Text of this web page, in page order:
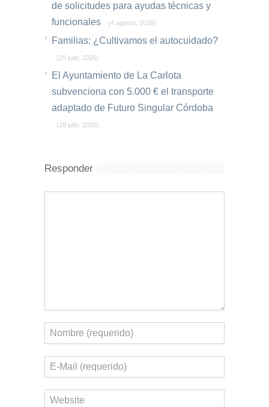
de solicitudes para ayudas técnicas y
funcionales
(4 agosto, 2026)
Familias: ¿Cultivamos el autocuidado?
(29 julio, 2026)
El Ayuntamiento de La Carlota
subvenciona con 5.000 € el transporte
adaptado de Futuro Singular Córdoba
(28 julio, 2026)
Responder
Nombre
Correo
electrónico
Web